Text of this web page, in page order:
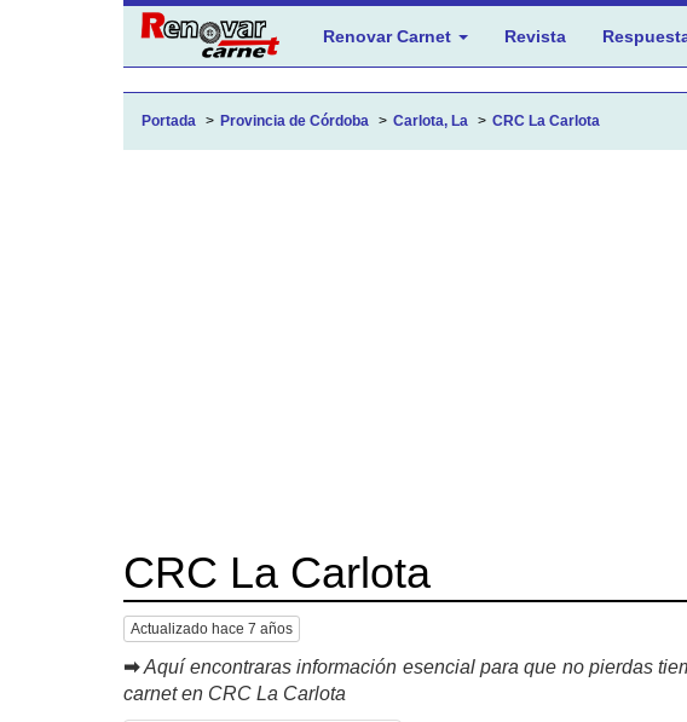
Renovar Carnet Revista
Portada Provincia de Córdoba Carlota, La CRC La Carlota
CRC La Carlota
Actualizado hace 7 años
➡ Aquí encontraras información esencial para que no pierdas
carnet en CRC La Carlota